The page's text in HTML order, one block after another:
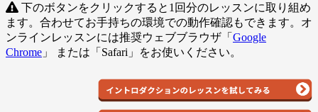
下のボタンをクリックすると1回分のレッスンに取り組め
ます。合わせてお手持ちの環境での動作確認もできます。オ
ンラインレッスンには推奨ウェブブラウザ「 Google
Chrome 」 または「Safari」をお使いください。